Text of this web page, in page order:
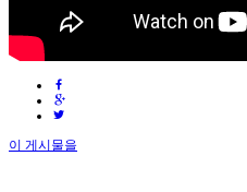
이 게시물을